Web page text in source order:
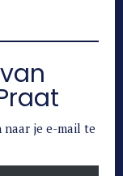
naar je e-mail te